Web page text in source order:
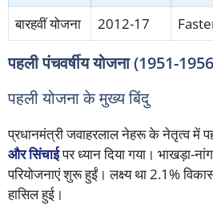
बारहवीं योजना 2012-17
पहली पंचवर्षीय योजना (1951-
पहली योजना के मुख्य बिंदु
प्रधानमंत्री जवाहरलाल नेहरू के नेतृत्व में
और सिंचाईपर ध्यान दिया गया। भाखड़ा-
परियोजनाएं शुरू हुईं। लक्ष्य था 2.1%
हासिल हुई।